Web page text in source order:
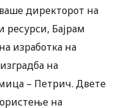
директорот на
ресурси, Бајрам
изработка на
на
– Петрич. Двете
на